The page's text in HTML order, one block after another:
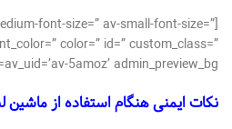
font-size=” av-small-font-size=”
color=” id=” custom_class=”
av_uid=’av-5amoz’ admin_preview_bg=”]
نکات ایمنی هنگام استفاده از ماشین